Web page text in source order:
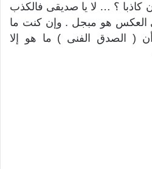
كاذبا ؟ … لا يا صديقى فالكذب
العكس هو مبجل . وإن كنت ما
( الصدق الفنى ) ما هو إلا